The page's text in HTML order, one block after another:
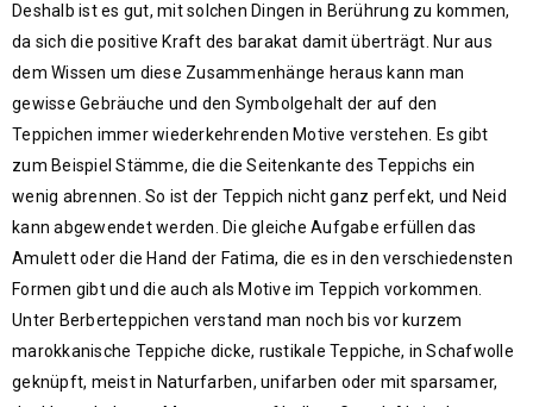
Deshalb ist es gut, mit solchen Dingen in Berührung zu kommen,
da sich die positive Kraft des barakat damit überträgt. Nur aus
dem Wissen um diese Zusammenhänge heraus kann man
gewisse Gebräuche und den Symbolgehalt der auf den
Teppichen immer wiederkehrenden Motive verstehen. Es gibt
zum Beispiel Stämme, die die Seitenkante des Teppichs ein
wenig abrennen. So ist der Teppich nicht ganz perfekt, und Neid
kann abgewendet werden. Die gleiche Aufgabe erfüllen das
Amulett oder die Hand der Fatima, die es in den verschiedensten
Formen gibt und die auch als Motive im Teppich vorkommen.
Unter Berberteppichen verstand man noch bis vor kurzem
marokkanische Teppiche dicke, rustikale Teppiche, in Schafwolle
geknüpft, meist in Naturfarben, unifarben oder mit sparsamer,